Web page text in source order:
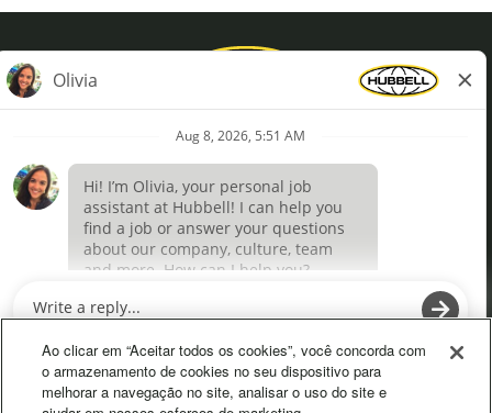
Terms of Use
Definições de cookies
p
n
s
i
p
e
n
i
Ao clicar em “Aceitar todos os cookies”, você concorda com
o armazenamento de cookies no seu dispositivo para
melhorar a navegação no site, analisar o uso do site e